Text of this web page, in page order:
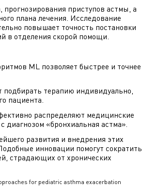
приступов астмы, а
плана лечения. Исследование
повышает точность постановки
в отделения скорой помощи.
ML позволяет быстрее и точнее
подбирать терапию индивидуально,
пациента.
распределяют медицинские
диагнозом «бронхиальная астма».
развития и внедрения этих
инновации помогут сократить
страдающих от хронических
for pediatric asthma exacerbation